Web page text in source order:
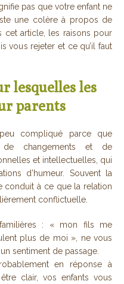
pas que votre enfant ne
une colère à propos de
cet article, les raisons pour
vous rejeter et ce qu’il faut
lesquelles les
parents
compliqué parce que
de changements et de
et intellectuelles, qui
d’humeur. Souvent la
conduit à ce que la relation
conflictuelle.
: « mon fils me
plus de moi », ne vous
sentiment de passage.
en réponse à
clair, vos enfants vous